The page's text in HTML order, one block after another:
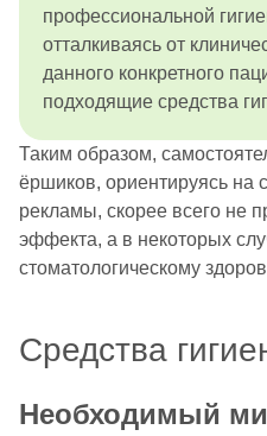
профессиональной
отталкиваясь от
данного конкретного
подходящие средства
Таким образом,
ёршиков, ориентируясь на
рекламы, скорее всего не
эффекта, а в некоторых
стоматологическому
Средства
Необходимый